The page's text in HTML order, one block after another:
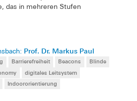
das in mehreren Stufen
Prof. Dr. Markus Paul
Barrierefreiheit Beacons
Blinde
digitales Leitsystem
Indoororientierung